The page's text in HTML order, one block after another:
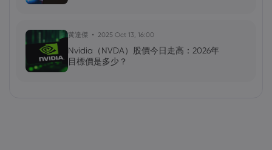
黃達傑 2025 Oct 13, 16:00
Nvidia（NVDA）股價今日走高：2026年
目標價是多少？